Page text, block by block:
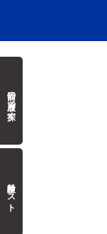
前回の履歴で探す
検討中リスト